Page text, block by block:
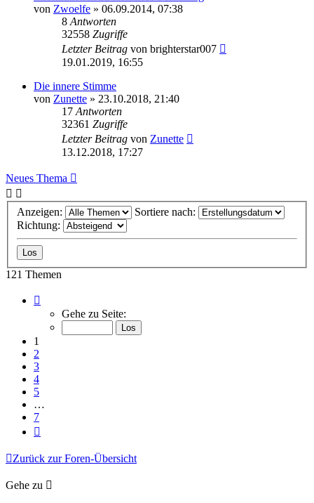
von Zwoelfe » 06.09.2014, 07:38
8 Antworten
32558 Zugriffe
Letzter Beitrag von brighterstar007
19.01.2019, 16:55
Die innere Stimme
von Zunette » 23.10.2018, 21:40
17 Antworten
32361 Zugriffe
Letzter Beitrag von Zunette
13.12.2018, 17:27
Neues Thema
Anzeigen:
Sortiere nach:
Richtung:
121 Themen
von
Gehe zu Seite:
1
2
3
4
5
…
7
Zurück zur Foren-Übersicht
Gehe zu